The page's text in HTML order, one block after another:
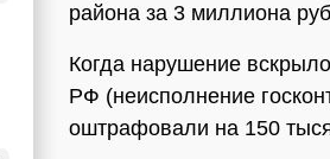
района за 3 миллиона
Когда нарушение
РФ (неисполнение
оштрафовали на 150